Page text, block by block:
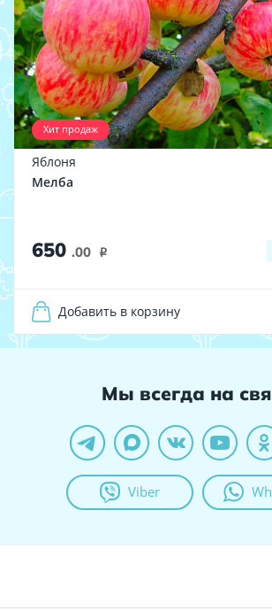
Хит продаж
Яблоня
Мелба
650 .00 i
Добавить в корзину
Мы всегда на
Viber